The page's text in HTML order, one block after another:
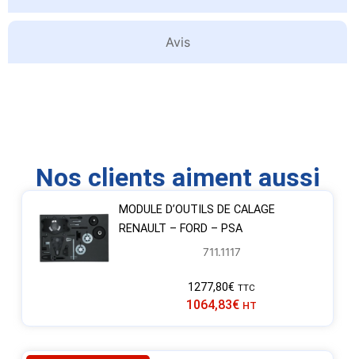
Avis
Nos clients aiment aussi
MODULE D’OUTILS DE CALAGE
RENAULT – FORD – PSA
711.1117
1277,80€ TTC
1064,83€ HT